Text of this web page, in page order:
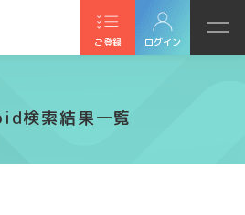
ご登録 ログイン
検索結果一覧